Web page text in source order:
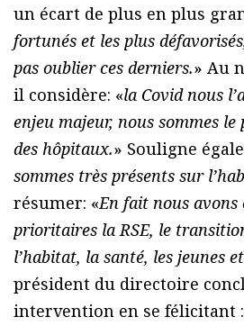
un écart de plus en plus
fortunés et les plus
pas oublier ces derniers.» Au
il considère: «la Covid nous
enjeu majeur, nous sommes
des hôpitaux.» Souligne
sommes très présents sur
résumer: «En fait nous avons
prioritaires la RSE, le
l’habitat, la santé, les jeunes
président du directoire
intervention en se félicitant